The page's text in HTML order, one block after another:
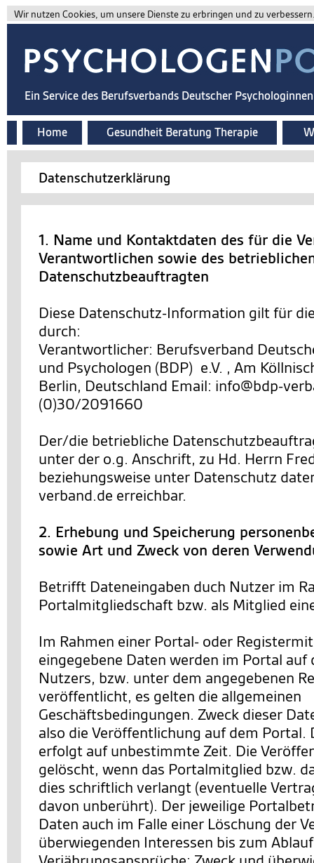
Wir nutzen Cookies, um unsere Dienste zu erbringen und zu
Ein Service des Berufsverbands Deutscher
Home Gesundheit Beratung Therapie
Datenschutzerklärung
1. Name und Kontaktdaten des für die
Verantwortlichen sowie des
Datenschutzbeauftragten
Diese Datenschutz-Information gilt für
durch:
Verantwortlicher: Berufsverband
und Psychologen (BDP) e.V. , Am
Berlin, Deutschland Email: info@bdp-
(0)30/2091660
Der/die betriebliche
unter der o.g. Anschrift, zu Hd. Herrn
beziehungsweise unter Datenschutz
verband.de erreichbar.
2. Erhebung und Speicherung
sowie Art und Zweck von deren
Betrifft Dateneingaben duch Nutzer im
Portalmitgliedschaft bzw. als Mitglied
Im Rahmen einer Portal- oder
eingegebene Daten werden im Portal auf
Nutzers, bzw. unter dem angegebenen
veröffentlicht, es gelten die allgemeinen
Geschäftsbedingungen. Zweck dieser
also die Veröffentlichung auf dem Portal.
erfolgt auf unbestimmte Zeit. Die
gelöscht, wenn das Portalmitglied bzw.
dies schriftlich verlangt (eventuelle
davon unberührt). Der jeweilige
Daten auch im Falle einer Löschung der
überwiegenden Interessen bis zum